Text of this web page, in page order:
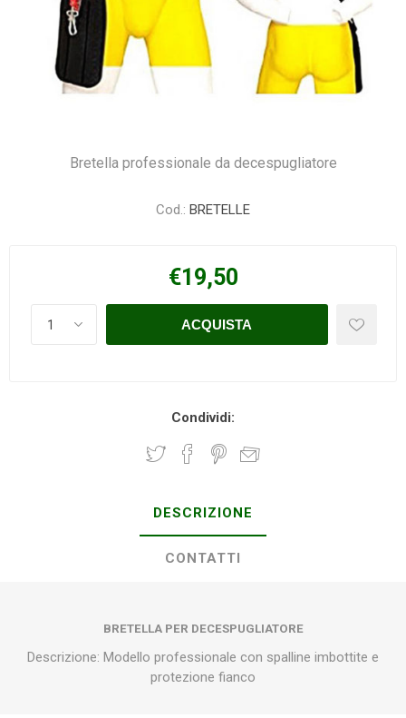
Bretella professionale da decespugliatore
Cod.: BRETELLE
€19,50
Condividi:
DESCRIZIONE
CONTATTI
BRETELLA PER DECESPUGLIATORE
Descrizione: Modello professionale con spalline imbottite e
protezione fianco